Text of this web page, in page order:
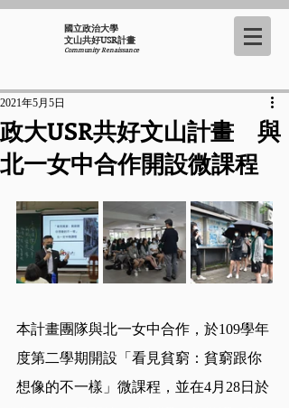
國立政治大學
​文山共好USR計畫
Community Renaissance
政大USR共好文山計畫 與
北一女中合作開設微課程
2021年5月5日
本計畫團隊與北一女中合作，於109學年
度第二學期開設「看見貧窮：貧窮跟你
想像的不一樣」微課程，並在4月28日於